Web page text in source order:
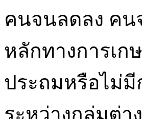
คนจนลดลง ค
หลักทางการเ
ประถมหรือไม่
ระหว่างกลุ่มต่